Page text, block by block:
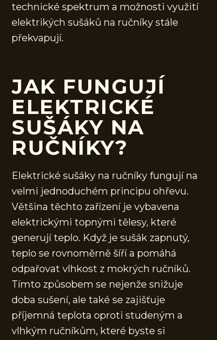
technické spektrum a možnosti využití
elektrikých sušáků na ručníky stále
překvapují.
JAK FUNGUJÍ
ELEKTRICKÉ
SUŠÁKY NA
RUČNÍKY?
Elektrické sušáky na ručníky fungují na
velmi jednoduchém principu ohřevu.
Většina těchto zařízení je vybavena
elektrickými topnými tělesy, které
generují teplo. Když je sušák zapnutý,
teplo se rovnoměrně šíří a pomáhá
odpařovat vlhkost z mokrých ručníků.
Tímto způsobem se nejenže snižuje
doba sušení, ale také se zajišťuje
příjemná teplota oproti studeným a
vlhkým ručníkům, které byste si